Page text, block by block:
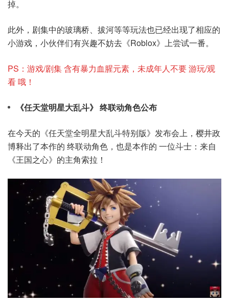
掉。
此外，剧集中的玻璃桥、拔河等等玩法也已经出现了相应的
小游戏，小伙伴们有兴趣不妨去《Roblox》上尝试一番。
PS：游戏/剧集 含有暴力血腥元素，未成年人不要 游玩/观
看 哦！
《任天堂明星大乱斗》 终联动角色公布
在今天的《任天堂全明星大乱斗特别版》发布会上，樱井政
博释出了本作的 终联动角色，也是本作的 一位斗士：来自
《王国之心》的主角索拉！